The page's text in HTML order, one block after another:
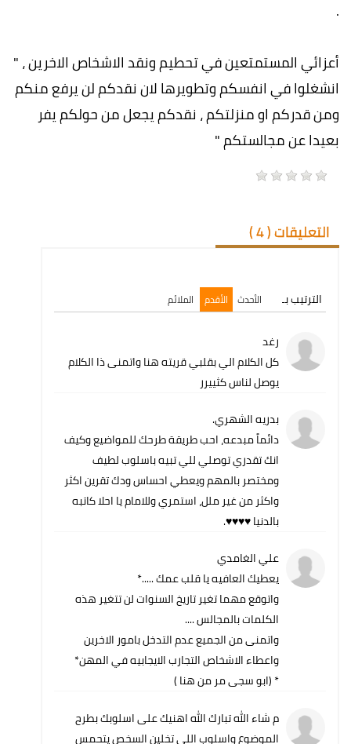
.
أعزائي المستمتعين في تحطيم ونقد الاشخاص الاخرين ، "
انشغلوا في انفسكم وتطويرها لان نقدكم لن يرفع منكم
ومن قدركم او منزلتكم ، نقدكم يجعل من حولكم يفر
بعيدا عن مجالستكم "
التعليقات (4
)
الترتيب بـ الأحدث الأقدم الملائم
رغد
كل الكلام الي بقلبي قريته هنا واتمنى ذا الكلام
يوصل لناس كثييرر
بدريه الشهري.
دائماً مبدعه، احب طريقة طرحك للمواضيع وكيف
انك تقدري توصلي للي تبيه باسلوب لطيف
ومختصر بالمهم ويعطي احساس ودك تقرين اكثر
واكثر من غير ملل، استمري وللامام يا احلا كاتبه
بالدنيا ♥️♥️♥️♥️.
علي الغامدي
يعطيك العافيه يا قلب عمك .....*
واتوقع مهما تغير تاريخ السنوات لن تتغير هذه
الكلمات بالمجالس ....
واتمنى من الجميع عدم التدخل بامور الاخرين
واعطاء الاشخاص التجارب الايجابيه في المهن*
* (ابو سجى مر من هنا )
م شاء الله تبارك الله اهنيك على اسلوبك بطرح
الموضوع واسلوب اللي تخلين السخص يتحمس